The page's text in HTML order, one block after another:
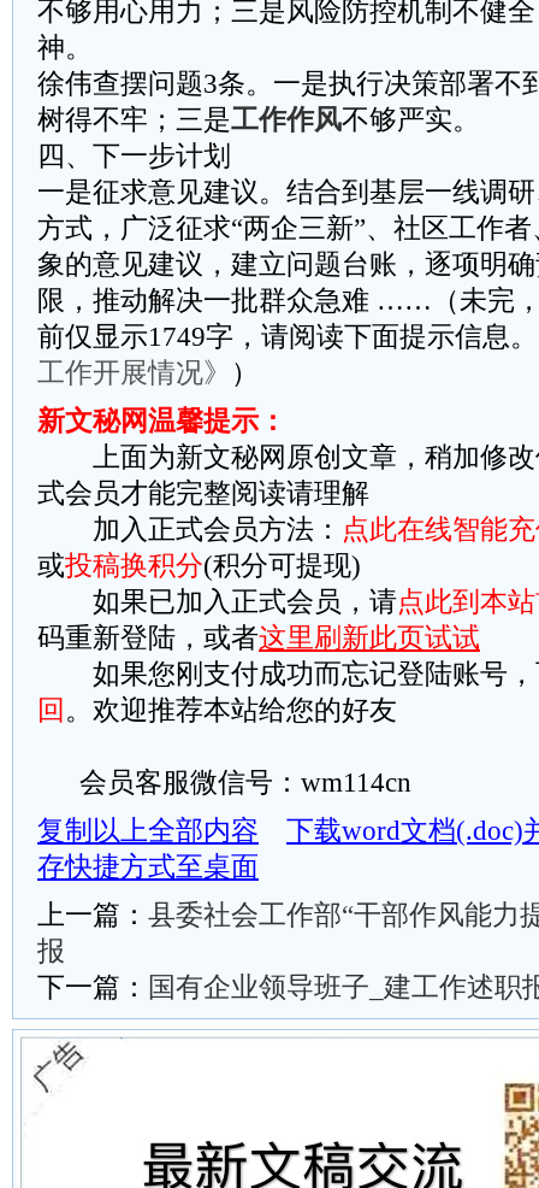
不够用心用力；三是风险防控机制不健
神。
徐伟查摆问题3条。一是执行决策部署不
树得不牢；三是工作作风不够严实。
四、下一步计划
一是征求意见建议。结合到基层一线调
方式，广泛征求“两企三新”、社区工作
象的意见建议，建立问题台账，逐项明
限，推动解决一批群众急难 ……（未完
前仅显示1749字，请阅读下面提示信息。
工作开展情况》
）
新文秘网温馨提示：
上面为新文秘网原创文章，稍加修改
式会员才能完整阅读请理解
加入正式会员方法： 点此在线智能
或投稿换积分(积分可提现)
如果已加入正式会员，请点此到本
码重新登陆，或者这里刷新此页试试
如果您刚支付成功而忘记登陆账号，
回 。欢迎推荐本站给您的好友
会员客服微信号：wm114cn
复制以上全部内容
下载word文档(.doc)
存快捷方式至桌面
上一篇： 县委社会工作部“干部作风能力
报
下一篇： 国有企业领导班子_建工作述职